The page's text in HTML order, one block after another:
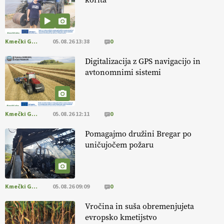
[EKOloško = LOGIČNO
. VEČ
https://t.co/J7RkeaYpYu @EUAgri #IMCAP #CAP
https://t.co/RVG0FzcQN6
14.07.2026
[EKOloško = LOGIČNO
varnost,
okolje in kakovost življenja. VEČ
https://t.co/K0USFPJ5fJ @EUAgri #IMCAP #CAP
https://t.co/vcHhoOixHy
[EKOloško = LOGIČNO
ampak tudi način njene pridelave
@EUAgri #imcap #cap #blog https://t.co/2sllAmcKwG
Kmečki Glas 05.08.26 13:38 0
Digitalizacija z GPS navigacijo in
avtonomnimi sistemi
Kmečki Glas 05.08.26 12:11 0
Pomagajmo družini Bregar po
uničujočem požaru
Kmečki Glas 05.08.26 09:09 0
Vročina in suša obremenjujeta
evropsko kmetijstvo